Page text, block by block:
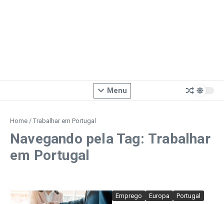
Menu
Home / Trabalhar em Portugal
Navegando pela Tag: Trabalhar
em Portugal
Emprego Europa Portugal